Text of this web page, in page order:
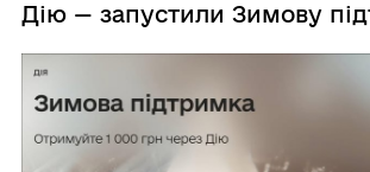
Дію — запустили Зимову